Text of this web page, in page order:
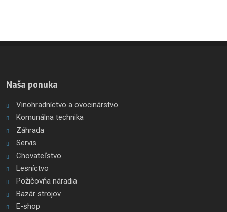
Naša ponuka
Vinohradníctvo a ovocinárstvo
Komunálna technika
Záhrada
Servis
Chovateľstvo
Lesníctvo
Požičovňa náradia
Bazár strojov
E-shop